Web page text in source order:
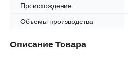
Происхождение
Объемы производства
Описание Товара